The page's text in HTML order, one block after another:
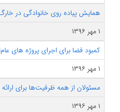
همایش پیاده روی خانوادگی در
۱ مهر ۱۳۹۶
کمبود فضا برای اجرای پروژه های
۱ مهر ۱۳۹۶
مسئولان از همه ظرفیت‌ها برای
۱ مهر ۱۳۹۶